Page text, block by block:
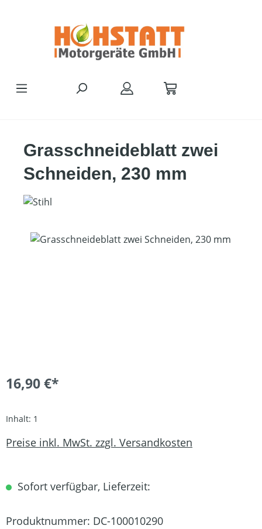
Grasschneideblatt zwei
Schneiden, 230 mm
Bildergalerie überspringen
16,90 €*
Inhalt: 1
Preise inkl. MwSt. zzgl. Versandkosten
Sofort verfügbar, Lieferzeit:
Produktnummer: DC-100010290